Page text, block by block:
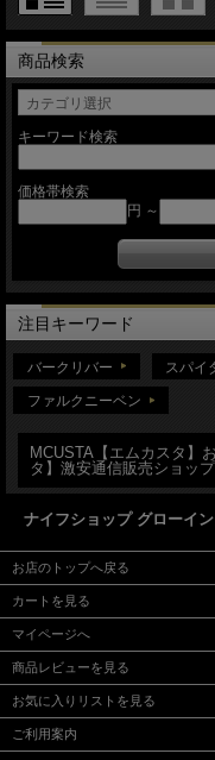
商品検索
キーワード検索
価格帯検索
円 ～
注目キーワード
バークリバー スパイ
ファルクニーベン
MCUSTA【エムカスタ】
タ】激安通信販売ショッ
ナイフショップ グローイン
お店のトップへ戻る
カートを見る
マイページへ
商品レビューを見る
お気に入りリストを見る
ご利用案内